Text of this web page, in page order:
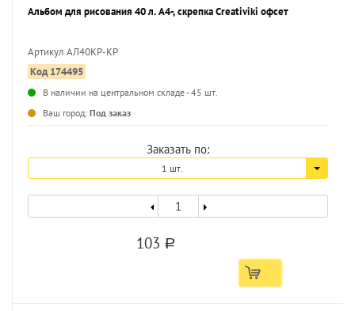
Альбом для рисования 40 л. А4-, скрепка Creativiki офсет
Артикул АЛ40КР-КР
Код 174495
В наличии на центральном складе - 45 шт.
Ваш город: Под заказ
Заказать по:
1 шт.
103 a